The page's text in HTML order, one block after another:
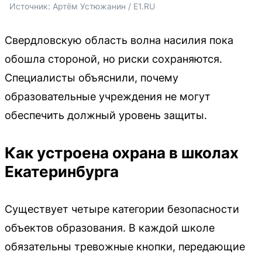
Источник: Артём Устюжанин / E1.RU
Свердловскую область волна насилия пока
обошла стороной, но риски сохраняются.
Специалисты объяснили, почему
образовательные учреждения не могут
обеспечить должный уровень защиты.
Как устроена охрана в школах
Екатеринбурга
Существует четыре категории безопасности
объектов образования. В каждой школе
обязательны тревожные кнопки, передающие